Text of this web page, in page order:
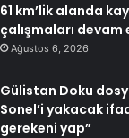
61 km’lik alanda
çalışmaları devam
Ağustos 6, 2026
Gülistan Doku
Sonel’i yakacak
gerekeni yap”